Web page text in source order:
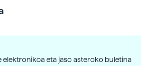
elektronikoa eta jaso asteroko buletina